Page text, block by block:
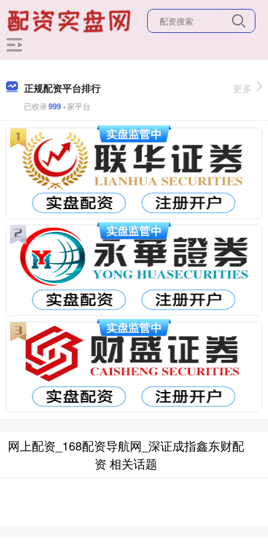
正规配资平台排行
已收录999+家平台
更多
网上配资_168配资导航网_深证成指鑫东财配
资 相关话题